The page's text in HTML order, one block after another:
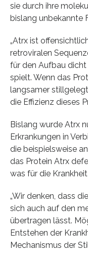
sie durch ihre
bislang unbekannte
„Atrx ist
retroviralen
für den Aufbau
spielt. Wenn das
langsamer
die Effizienz dieses
Bislang wurde Atrx
Erkrankungen in
die beispielsweise
das Protein Atrx
was für die
„Wir denken, dass
sich auch auf den
übertragen lässt.
Entstehen der
Mechanismus der